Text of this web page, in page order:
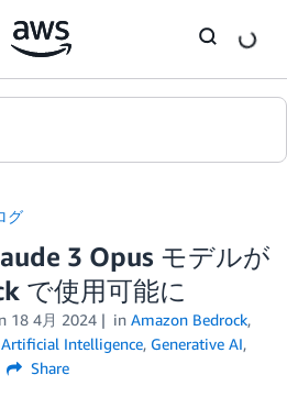
グ
3 Opus モデルが
で使用可能に
18 4月 2024 in Amazon Bedrock,
Artificial Intelligence, Generative AI,
Share